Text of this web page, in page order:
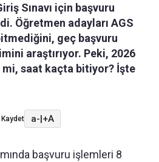
Sınavı için başvuru
Öğretmen adayları AGS
geç başvuru
araştırıyor. Peki, 2026
mi, saat kaçta bitiyor? İşte
Kaydet a-|+A
başvuru işlemleri 8